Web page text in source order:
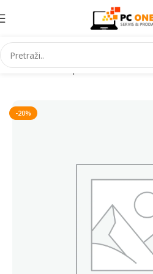
Početna Smartphones
-20%